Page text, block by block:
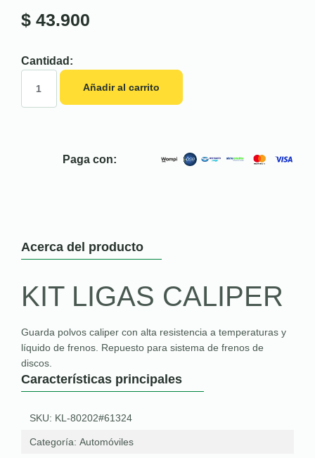
$ 43.900
Cantidad:
Añadir al carrito
Paga con:
Acerca del producto
KIT LIGAS CALIPER
Guarda polvos caliper con alta resistencia a temperaturas y
líquido de frenos. Repuesto para sistema de frenos de
discos.
Características principales
SKU: KL-80202#61324
Categoría: Automóviles